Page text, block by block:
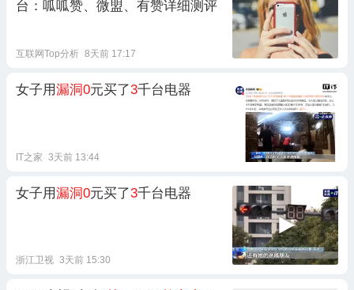
台：呱呱赞、微盟、有赞详细测评
互联网Top分析 8天前 17:17
女子用漏洞0元买了3千台电器
IT之家 3天前 13:44
女子用漏洞0元买了3千台电器
浙江卫视 3天前 15:30